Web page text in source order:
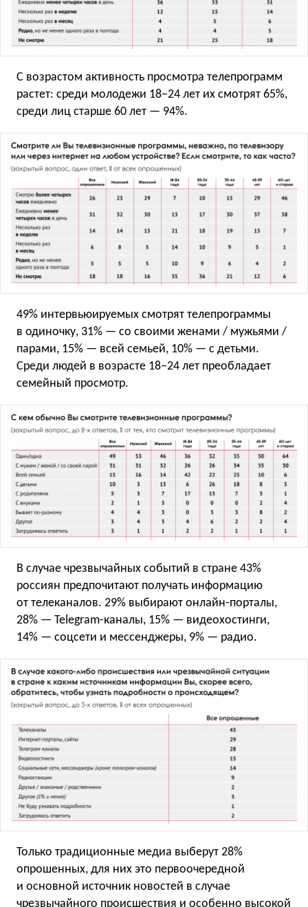
С возрастом активность просмотра телепрограмм
растет: среди молодежи 18−24 лет их смотрят 65%,
среди лиц старше 60 лет — 94%.
49% интервьюируемых смотрят телепрограммы
в одиночку, 31% — со своими женами / мужьями /
парами, 15% — всей семьей, 10% — с детьми.
Среди людей в возрасте 18−24 лет преобладает
семейный просмотр.
В случае чрезвычайных событий в стране 43%
россиян предпочитают получать информацию
от телеканалов. 29% выбирают онлайн-порталы,
28% — Telegram-каналы, 15% — видеохостинги,
14% — соцсети и мессенджеры, 9% — радио.
Только традиционные медиа выберут 28%
опрошенных, для них это первоочередной
и основной источник новостей в случае
чрезвычайного происшествия и особенно высокой